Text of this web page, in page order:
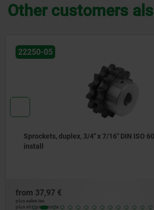
Other customers
DIN ISO 606, ready to
plus